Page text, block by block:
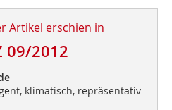
Artikel erschien in
09/2012
klimatisch, repräsentativ